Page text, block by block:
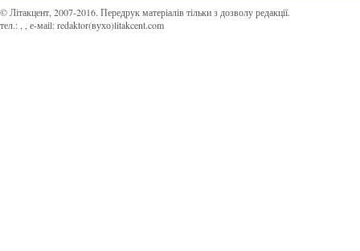
© Літакцент, 2007-2016. Передрук матеріалів тільки з дозволу редакції.
тел.:
, е-маіl:redaktor(вухо)litakcent.com